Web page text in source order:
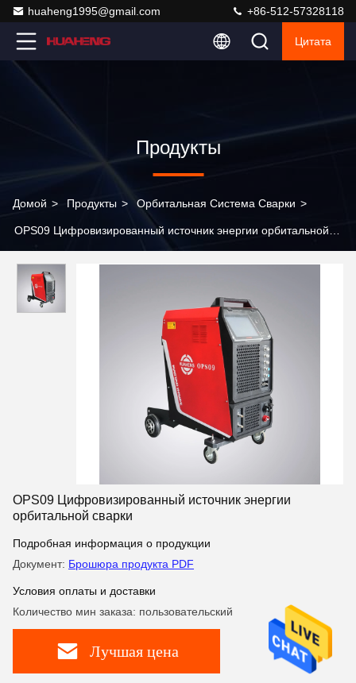
huaheng1995@gmail.com +86-512-57328118
Цитата
Продукты
Домой > Продукты > Орбитальная Система Сварки >
OPS09 Цифровизированный источник энергии орбитальной
OPS09 Цифровизированный источник энергии
орбитальной сварки
Подробная информация о продукции
Документ: Брошюра продукта PDF
Условия оплаты и доставки
Количество мин заказа: пользовательский
Лучшая цена